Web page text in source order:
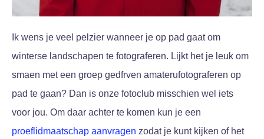
Ik wens je veel pelzier wanneer je op pad gaat om
winterse landschapen te fotograferen. Lijkt het je leuk om
smaen met een groep gedfrven amaterufotograferen op
pad te gaan? Dan is onze fotoclub misschien wel iets
voor jou. Om daar achter te komen kun je een
proeflidmaatschap aanvragen zodat je kunt kijken of het